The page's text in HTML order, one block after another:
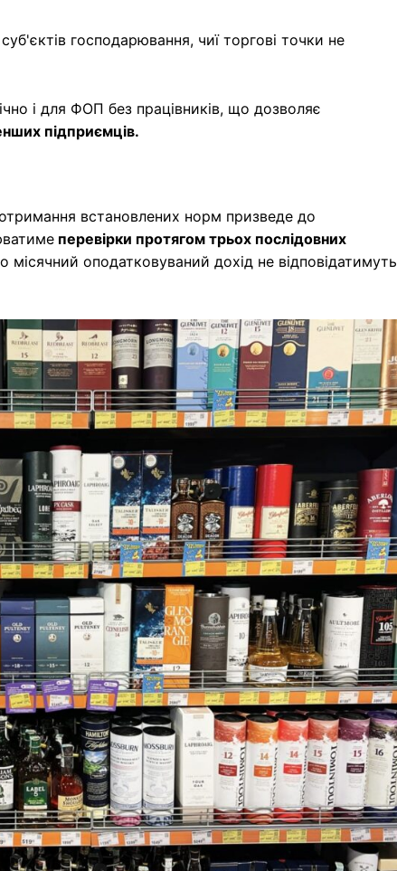
господарювання, чиї торгові точки не
і для ФОП без працівників, що дозволяє
підприємців.
встановлених норм призведе до
перевірки протягом трьох послідовних
оподатковуваний дохід не відповідатимуть